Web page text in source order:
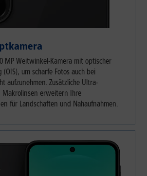
MP Weitwinkel-Kamera mit optischer
um scharfe Fotos auch bei
aufzunehmen. Zusätzliche Ultra-
Makrolinsen erweitern Ihre
für Landschaften und Nahaufnahmen.